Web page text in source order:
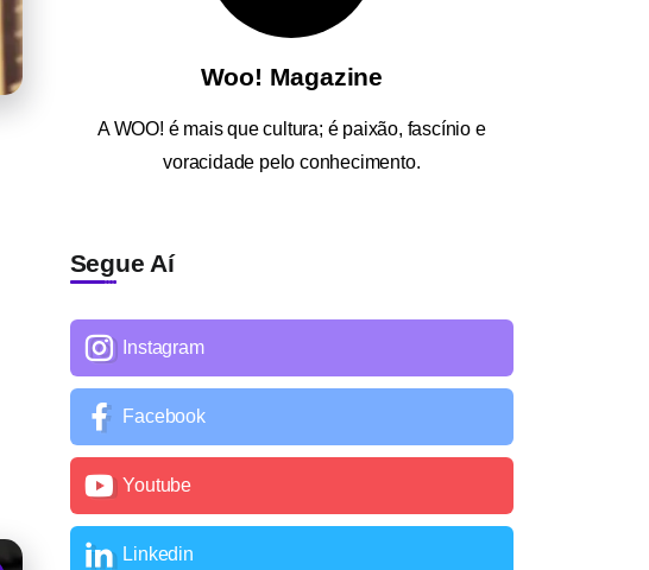
Woo! Magazine
AWOO! é mais que cultura; é paixão, fascínio e
voracidade pelo conhecimento.
Segue Aí
Instagram
Facebook
Youtube
Linkedin